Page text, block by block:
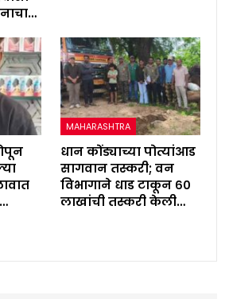
MAHARASHTRA
धान कोंड्याच्या पोत्यांआड
सागवान तस्करी; वन
विभागाने धाड टाकून ६०
लाखांची तस्करी केली…